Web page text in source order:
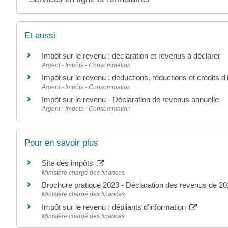
Et aussi
Impôt sur le revenu : déclaration et revenus à déclarer
Argent - Impôts - Consommation
Impôt sur le revenu : déductions, réductions et crédits
Argent - Impôts - Consommation
Impôt sur le revenu - Déclaration de revenus annuelle
Argent - Impôts - Consommation
Pour en savoir plus
Site des impôts
Ministère chargé des finances
Brochure pratique 2023 - Déclaration des revenus de
Ministère chargé des finances
Impôt sur le revenu : dépliants d'information
Ministère chargé des finances